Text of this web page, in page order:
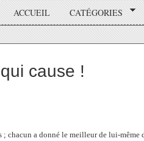
ACCUEIL CATÉGORIES
cause !
; chacun a donné le meilleur de lui-même